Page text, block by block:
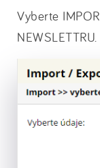
Vyberte
NEWSLETTRU.